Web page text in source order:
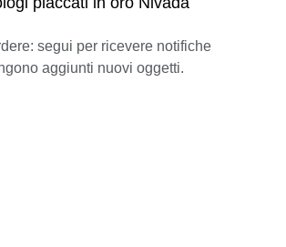
segui per ricevere notifiche
aggiunti nuovi oggetti.